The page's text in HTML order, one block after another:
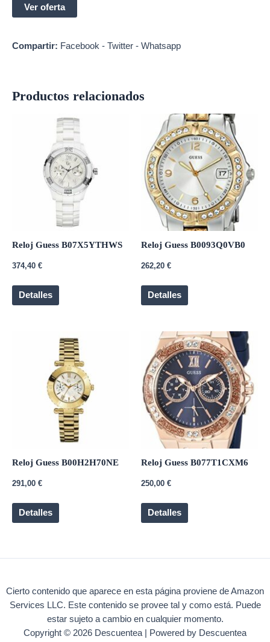
Ver oferta
Compartir: Facebook - Twitter - Whatsapp
Productos relacionados
Reloj Guess B07X5YTHWS
374,40 €
Detalles
Reloj Guess B0093Q0VB0
262,20 €
Detalles
Reloj Guess B00H2H70NE
291,00 €
Detalles
Reloj Guess B077T1CXM6
250,00 €
Detalles
Cierto contenido que aparece en esta página proviene de Amazon
Services LLC. Este contenido se provee tal y como está. Puede
estar sujeto a cambio en cualquier momento.
Copyright © 2026 Descuentea | Powered by Descuentea